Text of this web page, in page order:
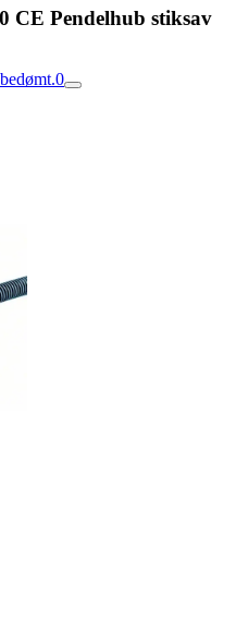
CE Pendelhub stiksav
0